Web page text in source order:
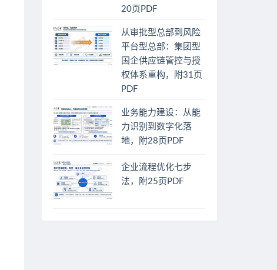
20页PDF
从审批型总部到风险
平台型总部：集团型
国企供应链管控与授
权体系重构，附31页
PDF
业务能力建设：从能
力识别到数字化落
地，附28页PDF
企业流程优化七步
法，附25页PDF